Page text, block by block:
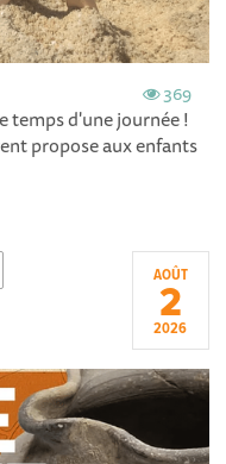
369
temps d'une journée !
propose aux enfants
AOÛT
2
2026